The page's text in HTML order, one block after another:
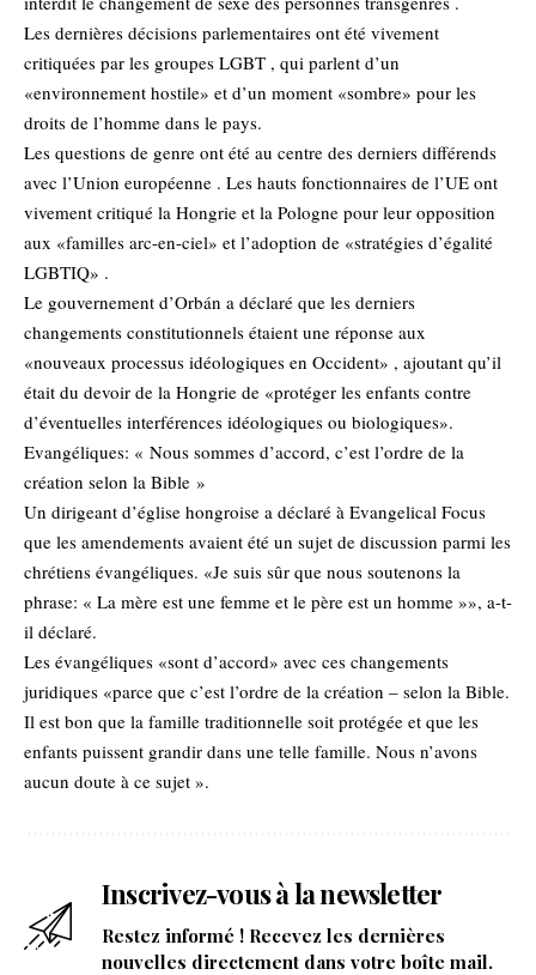
Les dernières décisions parlementaires ont été vivement
critiquées par les groupes LGBT , qui parlent d’un
«environnement hostile» et d’un moment «sombre» pour les
droits de l’homme dans le pays.
Les questions de genre ont été au centre des derniers différends
avec l’Union européenne . Les hauts fonctionnaires de l’UE ont
vivement critiqué la Hongrie et la Pologne pour leur opposition
aux «familles arc-en-ciel» et l’adoption de «stratégies d’égalité
LGBTIQ» .
Le gouvernement d’Orbán a déclaré que les derniers
changements constitutionnels étaient une réponse aux
«nouveaux processus idéologiques en Occident» , ajoutant qu’il
était du devoir de la Hongrie de «protéger les enfants contre
d’éventuelles interférences idéologiques ou biologiques».
Evangéliques: « Nous sommes d’accord, c’est l’ordre de la
création selon la Bible »
Un dirigeant d’église hongroise a déclaré à Evangelical Focus
que les amendements avaient été un sujet de discussion parmi les
chrétiens évangéliques. «Je suis sûr que nous soutenons la
phrase: « La mère est une femme et le père est un homme »», a-t-
il déclaré.
Les évangéliques «sont d’accord» avec ces changements
juridiques «parce que c’est l’ordre de la création – selon la Bible.
Il est bon que la famille traditionnelle soit protégée et que les
enfants puissent grandir dans une telle famille. Nous n’avons
aucun doute à ce sujet ».
Inscrivez-vous à la newsletter
Restez informé ! Recevez les dernières
nouvelles directement dans votre boîte mail.